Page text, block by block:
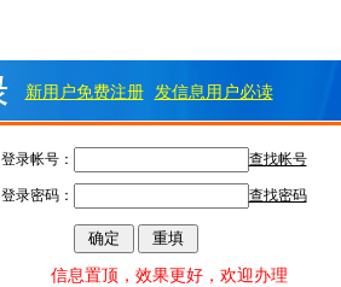
新用户免费注册 发信息用户必读
登录帐号： 查找帐号
登录密码： 查找密码
信息置顶，效果更好，欢迎办理